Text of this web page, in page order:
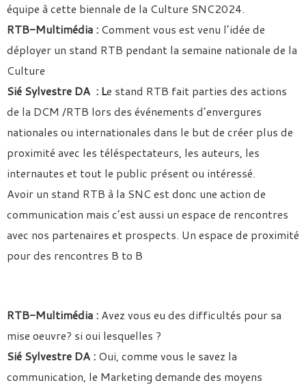
équipe à cette biennale de la Culture SNC2024.
RTB-Multimédia : Comment vous est venu l’idée de
déployer un stand RTB pendant la semaine nationale de la
Culture
Sié Sylvestre DA : Le stand RTB fait parties des actions
de la DCM /RTB lors des événements d’envergures
nationales ou internationales dans le but de créer plus de
proximité avec les téléspectateurs, les auteurs, les
internautes et tout le public présent ou intéressé.
Avoir un stand RTB à la SNC est donc une action de
communication mais c’est aussi un espace de rencontres
avec nos partenaires et prospects. Un espace de proximité
pour des rencontres B to B
RTB-Multimédia : Avez vous eu des difficultés pour sa
mise oeuvre? si oui lesquelles ?
Sié Sylvestre DA : Oui, comme vous le savez la
communication, le Marketing demande des moyens